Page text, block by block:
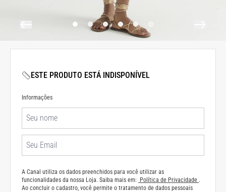
ESTE PRODUTO ESTÁ INDISPONÍVEL
Informações
A Canal utiliza os dados preenchidos para você utilizar as
funcionalidades da nossa Loja. Saiba mais em:
Política de Privacidade .
Ao concluir o cadastro, você permite o tratamento de dados pessoais